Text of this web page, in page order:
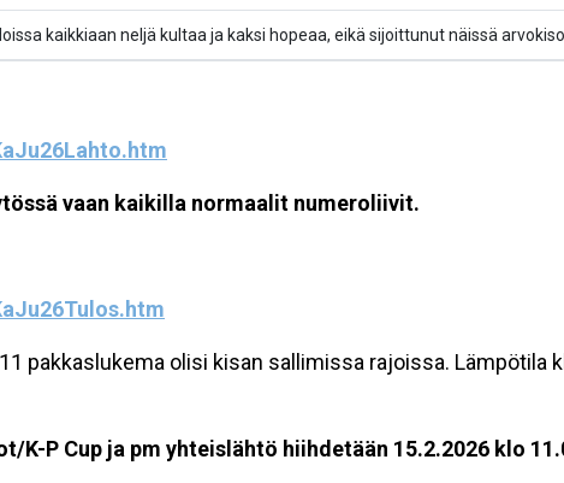
kaikkiaan neljä kultaa ja kaksi hopeaa, eikä sijoittunut näissä
vaan kaikilla normaalit numeroliivit.
pakkaslukema olisi kisan sallimissa rajoissa. Lämpötila
K-P Cup ja pm yhteislähtö hiihdetään 15.2.2026 klo